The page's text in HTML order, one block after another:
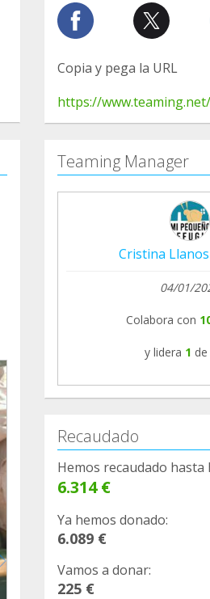
Copia y pega la URL
https://
Teaming Manager
Cristina
04/01/
Colabora con
y lidera 1
Recaudado
Hemos recaudado hasta
6.314 €
Ya hemos donado:
6.089 €
Vamos a donar:
225 €